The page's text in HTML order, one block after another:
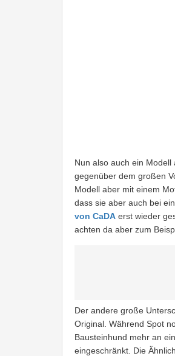
Nun also auch ein
gegenüber dem großen
Modell aber mit einem
dass sie aber auch bei
von CaDA erst wieder
achten da aber zum
Der andere große
Original. Während Spot
Bausteinhund mehr an
eingeschränkt. Die